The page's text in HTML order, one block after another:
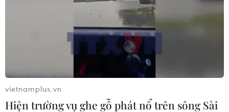
George Michael biểu diễn vào năm 2011. (Nguồn: Daily Mail)
vietnamplus.vn
Hiện trường vụ ghe gỗ phát nổ trên sông Sài